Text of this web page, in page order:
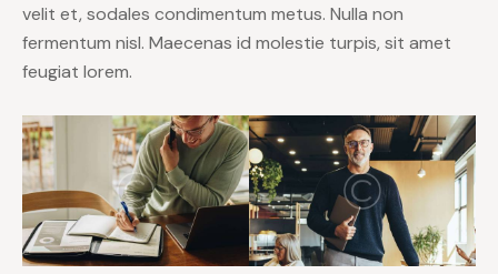
velit et, sodales condimentum metus. Nulla non
fermentum nisl. Maecenas id molestie turpis, sit amet
feugiat lorem.